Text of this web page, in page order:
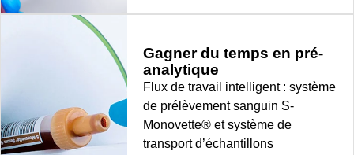
Gagner du temps en pré-
analytique
Flux de travail intelligent : système
de prélèvement sanguin S-
Monovette® et système de
transport d’échantillons